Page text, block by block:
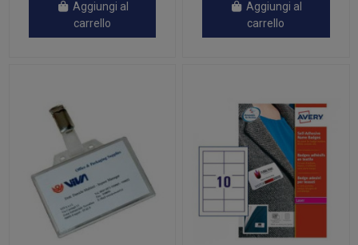
Aggiungi al
carrello
Aggiungi al
carrello